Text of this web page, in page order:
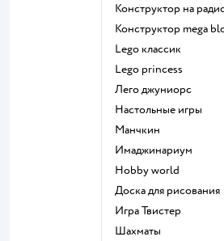
Конструктор на
Конструктор mega
Lego классик
Lego princess
Лего джуниорс
Настольные игры
Манчкин
Имаджинариум
Hobby world
Доска для рисования
Игра Твистер
Шахматы